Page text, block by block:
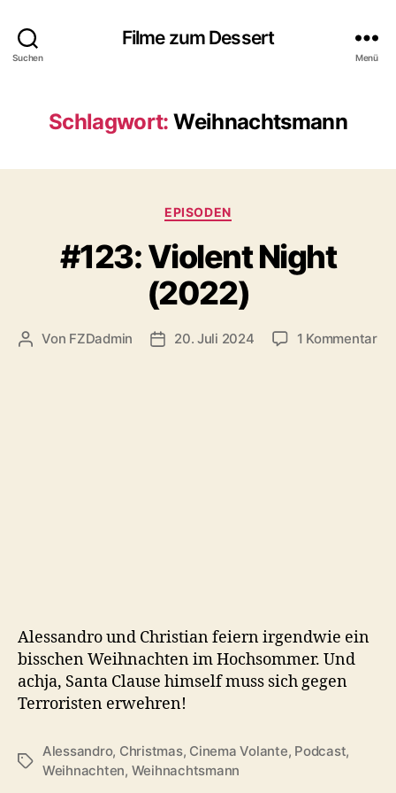
Suchen
Filme zum Dessert
Menü
Schlagwort: Weihnachtsmann
Kategorien
EPISODEN
#123: Violent Night
(2022)
Beitragsautor
Von FZDadmin Veröffentlichungsdatum
20. Juli 2024 1 Kommentarzu
Alessandro und Christian feiern irgendwie ein
bisschen Weihnachten im Hochsommer. Und
achja, Santa Clause himself muss sich gegen
Terroristen erwehren!
Schlagwörter
Alessandro, Christmas, Cinema Volante, Podcast,
Weihnachten, Weihnachtsmann